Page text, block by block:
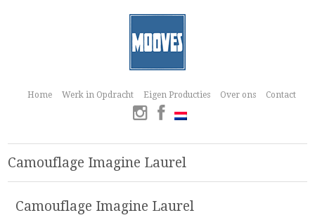
Home Werk in Opdracht Eigen Producties Over ons Contact
Camouflage Imagine Laurel
Camouflage Imagine Laurel